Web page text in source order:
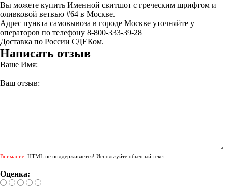
Вы можете купить Именной свитшот с греческим шрифтом и
оливковой ветвью #64 в Москве.
Адрес пункта самовывоза в городе Москве уточняйте у
операторов по телефону 8-800-333-39-28
Доставка по России СДЕКом.
Написать отзыв
Ваше Имя:
Ваш отзыв:
Внимание: HTML не поддерживается! Используйте обычный текст.
Оценка: